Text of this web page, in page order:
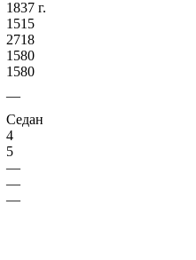
1837 г.
1515
2718
1580
1580
—
Седан
4
5
—
—
—